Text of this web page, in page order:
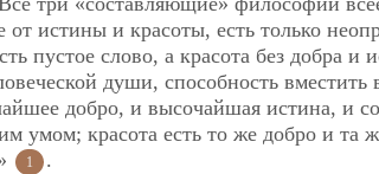
истины и красоты, есть только
пустое слово, а красота без добра
души, способность вместить
добро, и высочайшая истина, и
умом; красота есть то же добро и та
1 .